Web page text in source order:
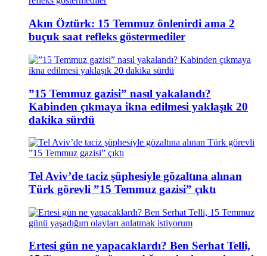
Akın Öztürk: 15 Temmuz önlenirdi ama 2
buçuk saat refleks göstermediler
”15 Temmuz gazisi” nasıl yakalandı?
Kabinden çıkmaya ikna edilmesi yaklaşık 20
dakika sürdü
Tel Aviv’de taciz şüphesiyle gözaltına alınan
Türk görevli ”15 Temmuz gazisi” çıktı
Ertesi gün ne yapacaklardı? Ben Serhat Telli,